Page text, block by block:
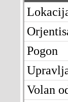
Pogon
Volan